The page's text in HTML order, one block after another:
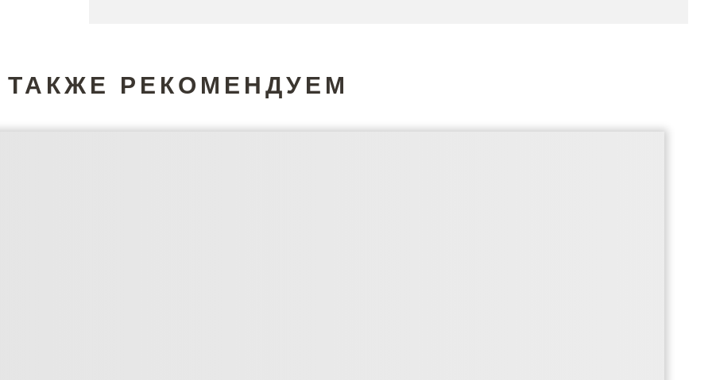
ТАКЖЕ РЕКОМЕНДУЕМ